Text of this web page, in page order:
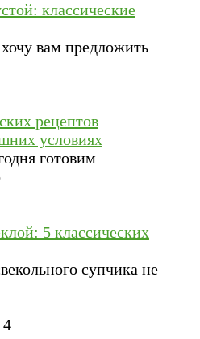
классические
вам предложить
рецептов
условиях
готовим
5 классических
супчика не
4